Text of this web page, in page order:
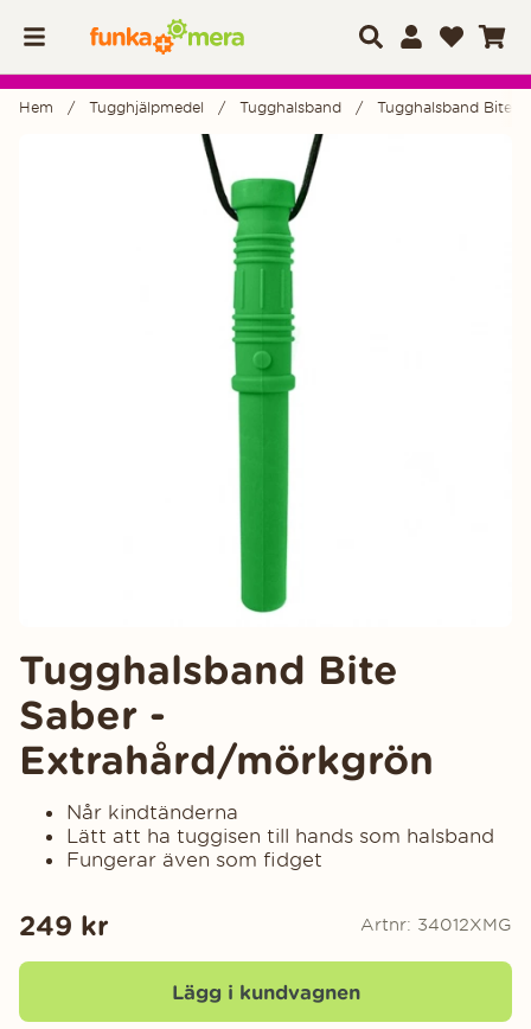
Hem Tugghjälpmedel Tugghalsband Tugghalsband Bite
Tugghalsband Bite
Saber -
Extrahård/mörkgrön
Når kindtänderna
Lätt att ha tuggisen till hands som halsband
Fungerar även som fidget
249 kr Artnr: 34012XMG
Lägg i kundvagnen